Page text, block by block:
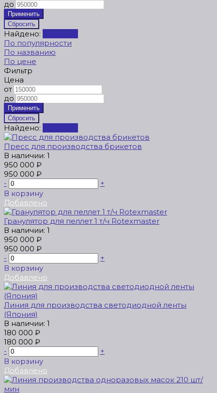
до
Найдено:
По популярности
По названию
По цене
Фильтр
Цена
от
до
Найдено:
Пресс для производства брикетов
В наличии: 1
950 000 ₽
950 000 ₽
-
+
В корзину
Добавлено
Гранулятор для пеллет 1 т/ч Rotexmaster
В наличии: 1
950 000 ₽
950 000 ₽
-
+
В корзину
Добавлено
Линия для производства светодиодной ленты
(Япония)
В наличии: 1
180 000 ₽
180 000 ₽
-
+
В корзину
Добавлено